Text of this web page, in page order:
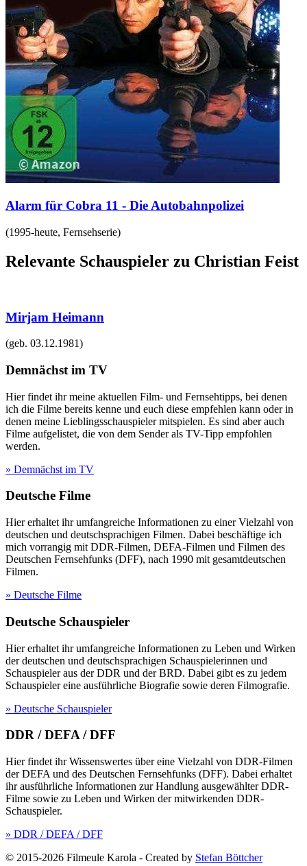
Alarm für Cobra 11 - Die Autobahnpolizei
(1995-heute, Fernsehserie)
Relevante Schauspieler zu Christian Feist
Mirjam Heimann
(geb. 03.12.1981)
Demnächst im TV
Hier findet ihr meine aktuellen Film- und Fernsehtipps, bei denen
ich die Filme bereits kenne und euch diese empfehlen kann oder in
denen meine Lieblingsschauspieler mitspielen. Es sind aber auch
Filme aufgelistet, die von dem Sender als TV-Tipp empfohlen
werden.
» Demnächst im TV
Deutsche Filme
Hier erhaltet ihr umfangreiche Informationen zu einer Vielzahl von
deutschen und deutschsprachigen Filmen. Dabei beschäftige ich
mich vorrangig mit DDR-Filmen, DEFA-Filmen und Filmen des
Deutschen Fernsehfunks (DFF), nach 1990 mit gesamtdeutschen
Filmen.
» Deutsche Filme
Deutsche Schauspieler
Hier erhaltet ihr umfangreiche Informationen zu Leben und Wirken
der deutschen und deutschsprachigen Schauspielerinnen und
Schauspieler aus der DDR und der BRD. Dabei gibt es zu jedem
Schauspieler eine ausführliche Biografie sowie deren Filmografie.
» Deutsche Schauspieler
DDR / DEFA / DFF
Hier findet ihr Wissenswertes über eine Vielzahl von DDR-Filmen
der DEFA und des Deutschen Fernsehfunks (DFF). Dabei erhaltet
ihr ausführliche Informationen zur Handlung ausgewählter DDR-
Filme sowie zu Leben und Wirken der mitwirkenden DDR-
Schauspieler.
» DDR / DEFA / DFF
© 2015-2026 Filmeule Karola - Created by Stefan Böttcher